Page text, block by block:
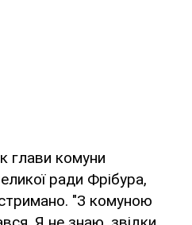
глави комуни
ради Фрібура,
"З комуною